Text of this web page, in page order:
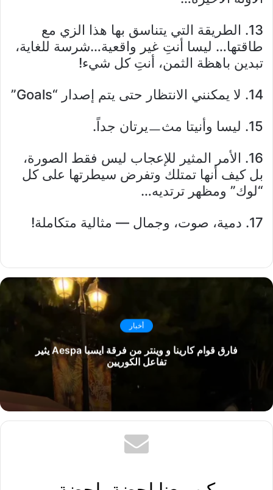
13. الطريقة التي يتناسق بها هذا الزي مع
طاقتها… ليسا أنتِ غير واقعية…شرسة للغاية،
تبدين باهظة الثمن، أنتِ كل شيء!
14. لا يمكنني الانتظار حتى يتم إصدار “Goals”
15. ليسا وأنيتا مثㅡيرتان جداً.
16. الأمر المثير للإعجاب ليس فقط الصورة،
بل كيف أنها تمتلك وتفرض سيطرتها على كل
“لوك” ومظهر ترتديه…
17. دمية، صوت، وجمال — مثالية متكاملة!
أخبار
فارق قوام كارينا و وينتر من فرقة ايسبا Aespa يثير
تفاعل الكوريين